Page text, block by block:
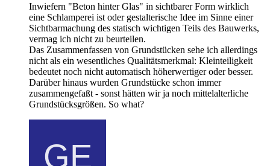
Inwiefern "Beton hinter Glas" in sichtbarer Form wirklich
eine Schlamperei ist oder gestalterische Idee im Sinne einer
Sichtbarmachung des statisch wichtigen Teils des Bauwerks,
vermag ich nicht zu beurteilen.
Das Zusammenfassen von Grundstücken sehe ich allerdings
nicht als ein wesentliches Qualitätsmerkmal: Kleinteiligkeit
bedeutet noch nicht automatisch höherwertiger oder besser.
Darüber hinaus wurden Grundstücke schon immer
zusammengefaßt - sonst hätten wir ja noch mittelalterliche
Grundstücksgrößen. So what?